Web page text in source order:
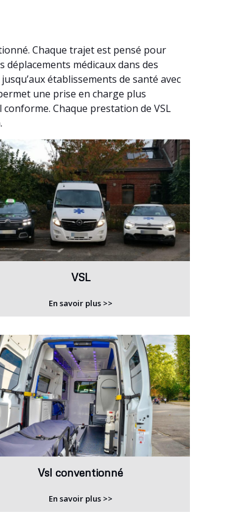
Chaque trajet est pensé pour
déplacements médicaux dans des
établissements de santé avec
une prise en charge plus
Chaque prestation de VSL
VSL
En savoir plus >>
Vsl conventionné
En savoir plus >>